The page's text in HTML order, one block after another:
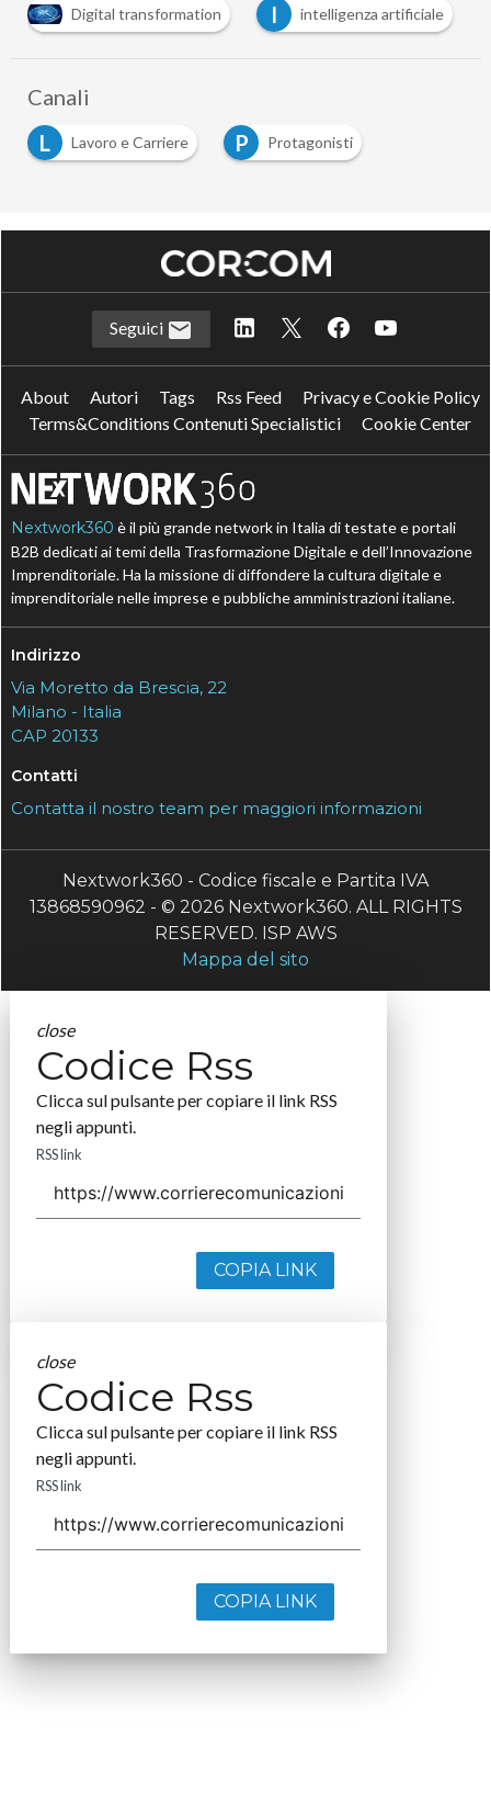
Digital transformation I intelligenza artificiale
Canali
L
Lavoro e Carriere P Protagonisti
Seguici
About Autori Tags Rss Feed
Privacy e Cookie Policy
Terms&Conditions Contenuti Specialistici
Cookie Center
Nextwork360 è il più grande network in Italia di testate e portali
B2B dedicati ai temi della Trasformazione Digitale e dell’Innovazione
Imprenditoriale. Ha la missione di diffondere la cultura digitale e
imprenditoriale nelle imprese e pubbliche amministrazioni italiane.
Indirizzo
Via Moretto da Brescia, 22
Milano - Italia
CAP 20133
Contatti
Contatta il nostro team per maggiori informazioni
Nextwork360 - Codice fiscale e Partita IVA
13868590962 - © 2026 Nextwork360. ALL RIGHTS
RESERVED. ISP AWS
Mappa del sito
close
Codice Rss
Clicca sul pulsante per copiare il link RSS
negli appunti.
RSS link
COPIA LINK
close
Codice Rss
Clicca sul pulsante per copiare il link RSS
negli appunti.
RSS link
COPIA LINK